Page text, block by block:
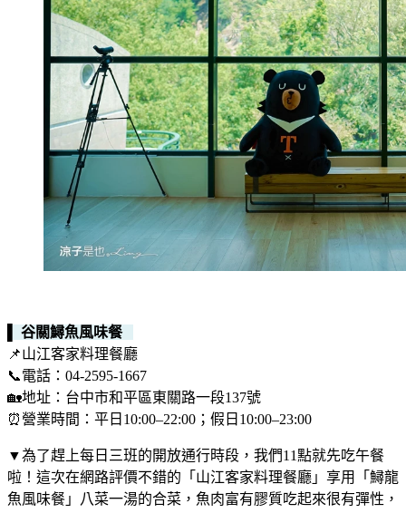
▌ 谷關鱘魚風味餐
📌山江客家料理餐廳
📞電話：04-2595-1667
🏡地址：台中市和平區東關路一段137號
⏰營業時間：平日10:00–22:00；假日10:00–23:00
▼為了趕上每日三班的開放通行時段，我們11點就先吃午餐
啦！這次在網路評價不錯的「山江客家料理餐廳」享用「鱘龍
魚風味餐」八菜一湯的合菜，魚肉富有膠質吃起來很有彈性，